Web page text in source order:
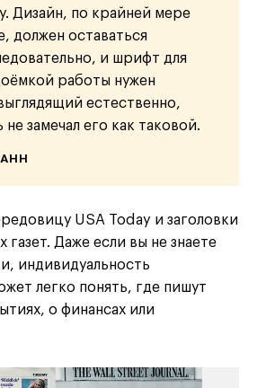
Дизайн, по крайней мере
должен оставаться
и шрифт для
работы нужен
естественно,
не замечал его как таковой.
USA Today и заголовки
газет. Даже если вы не знаете
индивидуальность
легко понять, где пишут
о финансах или